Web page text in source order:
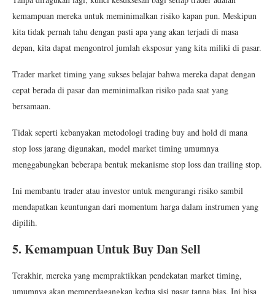
kemampuan mereka untuk meminimalkan risiko kapan pun. Meskipun
kita tidak pernah tahu dengan pasti apa yang akan terjadi di masa
depan, kita dapat mengontrol jumlah eksposur yang kita miliki di pasar.
Trader market timing yang sukses belajar bahwa mereka dapat dengan
cepat berada di pasar dan meminimalkan risiko pada saat yang
bersamaan.
Tidak seperti kebanyakan metodologi trading buy and hold di mana
stop loss jarang digunakan, model market timing umumnya
menggabungkan beberapa bentuk mekanisme stop loss dan trailing stop.
Ini membantu trader atau investor untuk mengurangi risiko sambil
mendapatkan keuntungan dari momentum harga dalam instrumen yang
dipilih.
5. Kemampuan Untuk Buy Dan Sell
Terakhir, mereka yang mempraktikkan pendekatan market timing,
umumnya akan memperdagangkan kedua sisi pasar tanpa bias. Ini bisa